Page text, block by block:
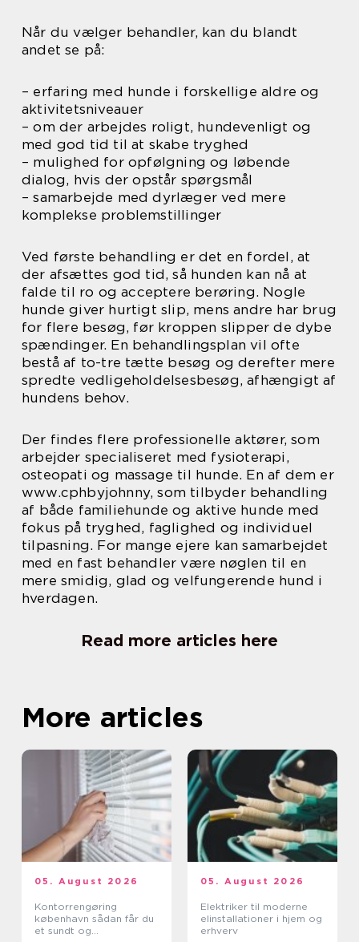
Når du vælger behandler, kan du blandt
andet se på:
– erfaring med hunde i forskellige aldre og
aktivitetsniveauer
– om der arbejdes roligt, hundevenligt og
med god tid til at skabe tryghed
– mulighed for opfølgning og løbende
dialog, hvis der opstår spørgsmål
– samarbejde med dyrlæger ved mere
komplekse problemstillinger
Ved første behandling er det en fordel, at
der afsættes god tid, så hunden kan nå at
falde til ro og acceptere berøring. Nogle
hunde giver hurtigt slip, mens andre har brug
for flere besøg, før kroppen slipper de dybe
spændinger. En behandlingsplan vil ofte
bestå af to-tre tætte besøg og derefter mere
spredte vedligeholdelsesbesøg, afhængigt af
hundens behov.
Der findes flere professionelle aktører, som
arbejder specialiseret med fysioterapi,
osteopati og massage til hunde. En af dem er
www.cphbyjohnny, som tilbyder behandling
af både familiehunde og aktive hunde med
fokus på tryghed, faglighed og individuel
tilpasning. For mange ejere kan samarbejdet
med en fast behandler være nøglen til en
mere smidig, glad og velfungerende hund i
hverdagen.
Read more articles here
More articles
05. August 2026
Kontorrengøring
københavn sådan får du
et sundt og
05. August 2026
Elektriker til moderne
elinstallationer i hjem og
erhverv